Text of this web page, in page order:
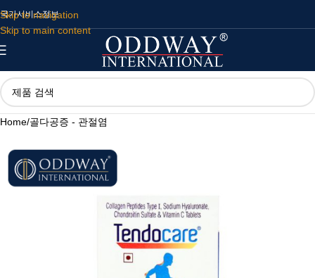
Skip to navigation
Skip to main content
국가서비스정보
Home/골다공증 - 관절염